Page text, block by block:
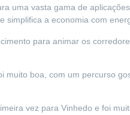
uma vasta gama de
a economia com
para animar os
boa, com um percurso
vez para Vinhedo e foi